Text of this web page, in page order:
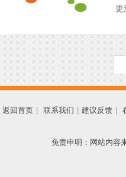
更
返回首页 联系我们 建议反馈
免责申明：网站内容